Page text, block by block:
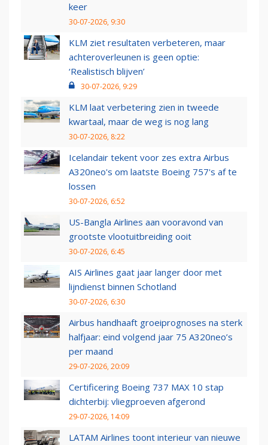
keer
30-07-2026, 9:30
KLM ziet resultaten verbeteren, maar
achteroverleunen is geen optie:
‘Realistisch blijven’
30-07-2026, 9:29
KLM laat verbetering zien in tweede
kwartaal, maar de weg is nog lang
30-07-2026, 8:22
Icelandair tekent voor zes extra Airbus
A320neo's om laatste Boeing 757's af te
lossen
30-07-2026, 6:52
US-Bangla Airlines aan vooravond van
grootste vlootuitbreiding ooit
30-07-2026, 6:45
AIS Airlines gaat jaar langer door met
lijndienst binnen Schotland
30-07-2026, 6:30
Airbus handhaaft groeiprognoses na sterk
halfjaar: eind volgend jaar 75 A320neo’s
per maand
29-07-2026, 20:09
Certificering Boeing 737 MAX 10 stap
dichterbij: vliegproeven afgerond
29-07-2026, 14:09
LATAM Airlines toont interieur van nieuwe